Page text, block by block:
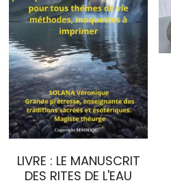
LIVRE : LE MANUSCRIT
DES RITES DE L'EAU